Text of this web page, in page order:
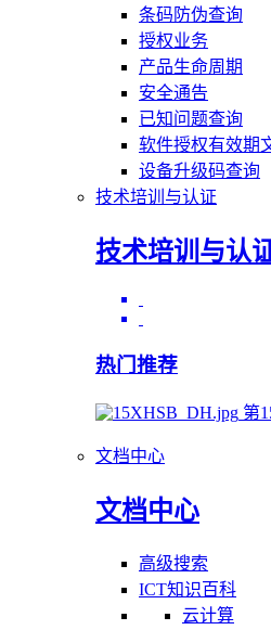
条码防伪查询
授权业务
产品生命周期
安全通告
已知问题查询
软件授权有效期
设备升级码查询
技术培训与认证
技术培训与认
热门推荐
第
文档中心
文档中心
高级搜索
ICT知识百科
云计算